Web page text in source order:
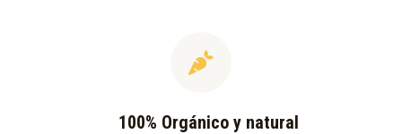
100% Orgánico y natural